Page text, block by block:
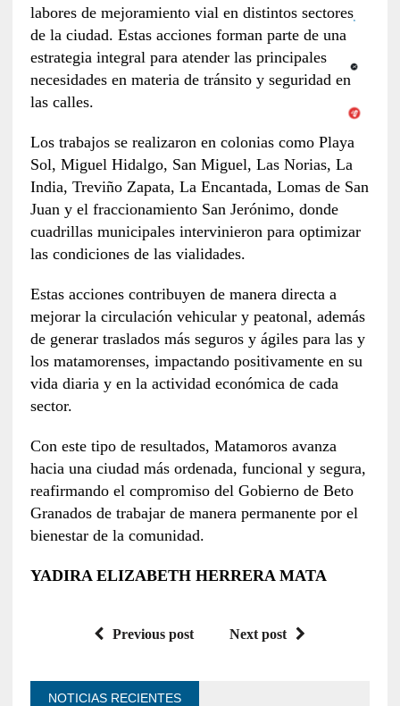
labores de mejoramiento vial en distintos sectores
de la ciudad. Estas acciones forman parte de una
estrategia integral para atender las principales
necesidades en materia de tránsito y seguridad en
las calles.
Los trabajos se realizaron en colonias como Playa
Sol, Miguel Hidalgo, San Miguel, Las Norias, La
India, Treviño Zapata, La Encantada, Lomas de San
Juan y el fraccionamiento San Jerónimo, donde
cuadrillas municipales intervinieron para optimizar
las condiciones de las vialidades.
Estas acciones contribuyen de manera directa a
mejorar la circulación vehicular y peatonal, además
de generar traslados más seguros y ágiles para las y
los matamorenses, impactando positivamente en su
vida diaria y en la actividad económica de cada
sector.
Con este tipo de resultados, Matamoros avanza
hacia una ciudad más ordenada, funcional y segura,
reafirmando el compromiso del Gobierno de Beto
Granados de trabajar de manera permanente por el
bienestar de la comunidad.
YADIRA ELIZABETH HERRERA MATA
Previous post Next post
NOTICIAS RECIENTES